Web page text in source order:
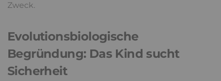
Zweck.
Evolutionsbiologische
Begründung: Das Kind sucht
Sicherheit